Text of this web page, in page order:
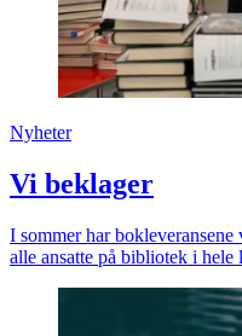
Nyheter
Vi beklager
I sommer har
alle ansatte på bibliotek i hele